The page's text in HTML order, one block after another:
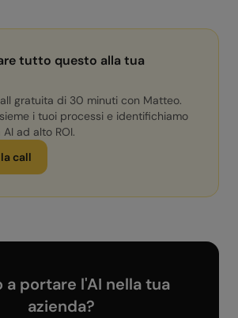
tutto questo alla tua
gratuita di 30 minuti con Matteo.
i tuoi processi e identifichiamo
ad alto ROI.
call
a portare l'AI nella tua
azienda?